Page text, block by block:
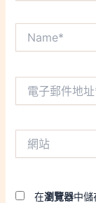
在瀏覽器中儲